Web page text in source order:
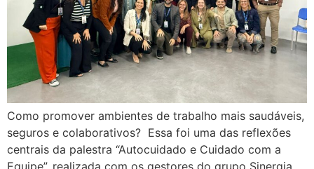
Como promover ambientes de trabalho mais saudáveis,
seguros e colaborativos? Essa foi uma das reflexões
centrais da palestra “Autocuidado e Cuidado com a